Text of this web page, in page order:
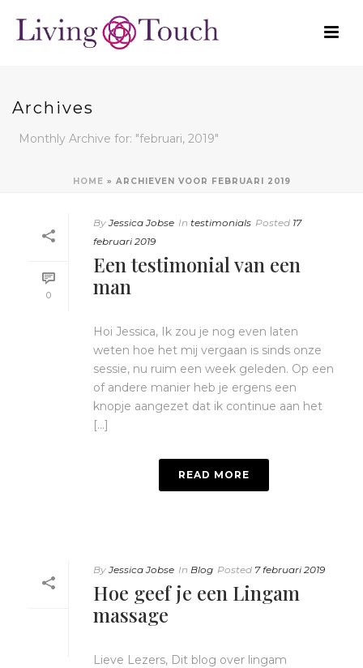
Archives
Monthly Archive for: "februari, 2019"
HOME » ARCHIEVEN VOOR FEBRUARI 2019
0
By Jessica Jobse In testimonials Posted 17
februari 2019
Een testimonial van een
man
Hoi Jessica, Ik zou je nog even laten
weten hoe het mij vergaan is sinds onze
sessie, nu ruim een week geleden. Op een
of andere manier heb je ergens een
knopje aangezet dat ik continue aan het
[...]
READ MORE
By Jessica Jobse In Blog Posted 7 februari 2019
Hoe geef je een Lingam
massage
Lieve Lezers, Dit blog over lingam